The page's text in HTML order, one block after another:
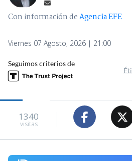
Con información deAgencia EFE
Viernes 07 Agosto, 2026 | 21:00
Seguimos criterios de
1340
visitas